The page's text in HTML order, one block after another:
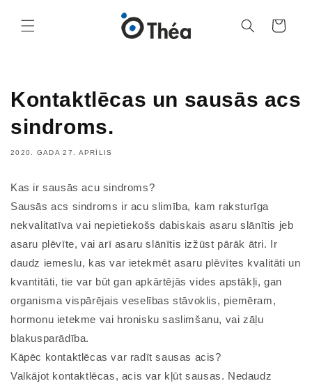
Grozs
Kontaktlēcas un sausās acs
sindroms.
2020. GADA 27. APRĪLIS
Kas ir sausās acu sindroms?
Sausās acs sindroms ir acu slimība, kam raksturīga
nekvalitatīva vai nepietiekošs dabiskais asaru slānītis jeb
asaru plēvīte, vai arī asaru slānītis izžūst pārāk ātri. Ir
daudz iemeslu, kas var ietekmēt asaru plēvītes kvalitāti un
kvantitāti, tie var būt gan apkārtējās vides apstākļi, gan
organisma vispārējais veselības stāvoklis, piemēram,
hormonu ietekme vai hronisku saslimšanu, vai zāļu
blakusparādība.
Kāpēc kontaktlēcas var radīt sausas acis?
Valkājot kontaktlēcas, acis var kļūt sausas. Nedaudz